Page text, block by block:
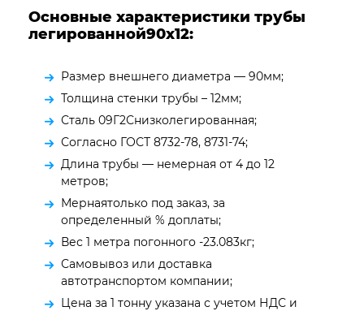
Основные характеристики трубы
легированной90х12:
Размер внешнего диаметра — 90мм;
Толщина стенки трубы – 12мм;
Сталь 09Г2Снизколегированная;
Согласно ГОСТ 8732-78, 8731-74;
Длина трубы — немерная от 4 до 12
метров;
Мернаятолько под заказ, за
определенный % доплаты;
Вес 1 метра погонного -23.083кг;
Самовывоз или доставка
автотранспортом компании;
Цена за 1 тонну указана с учетом НДС и